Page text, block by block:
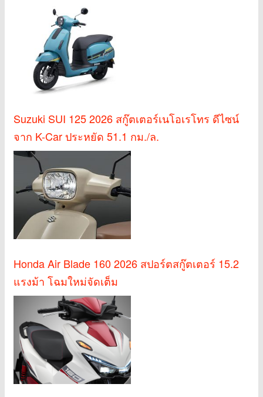
Suzuki SUI 125 2026 สกู๊ตเตอร์เนโอเรโทร ดีไซน์
จาก K-Car ประหยัด 51.1 กม./ล.
Honda Air Blade 160 2026 สปอร์ตสกู๊ตเตอร์ 15.2
แรงม้า โฉมใหม่จัดเต็ม